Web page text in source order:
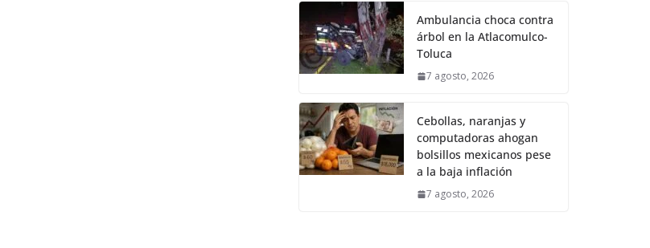
Ambulancia choca contra
árbol en la Atlacomulco-
Toluca
7 agosto, 2026
Cebollas, naranjas y
computadoras ahogan
bolsillos mexicanos pese
a la baja inflación
7 agosto, 2026